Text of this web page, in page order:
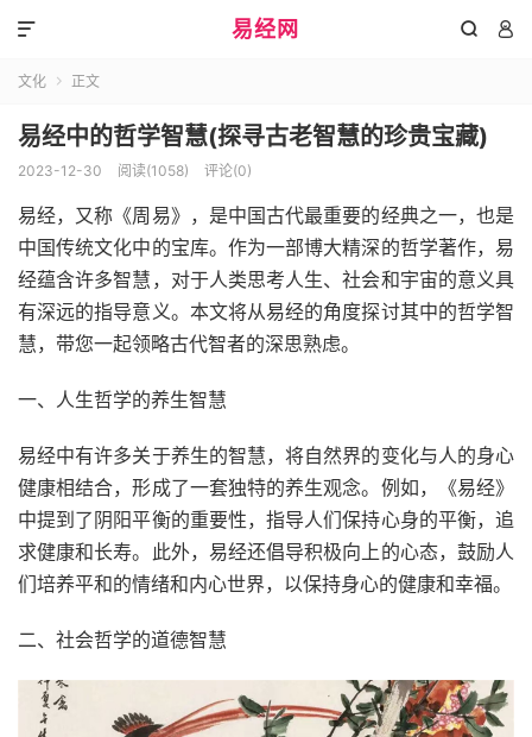
易经网  

文化  正文
易经中的哲学智慧(探寻古老智慧的珍贵宝藏)
2023-12-30 阅读(1058) 评论(0)
易经，又称《周易》，是中国古代最重要的经典之一，也是
中国传统文化中的宝库。作为一部博大精深的哲学著作，易
经蕴含许多智慧，对于人类思考人生、社会和宇宙的意义具
有深远的指导意义。本文将从易经的角度探讨其中的哲学智
慧，带您一起领略古代智者的深思熟虑。
一、人生哲学的养生智慧
易经中有许多关于养生的智慧，将自然界的变化与人的身心
健康相结合，形成了一套独特的养生观念。例如，《易经》
中提到了阴阳平衡的重要性，指导人们保持心身的平衡，追
求健康和长寿。此外，易经还倡导积极向上的心态，鼓励人
们培养平和的情绪和内心世界，以保持身心的健康和幸福。
二、社会哲学的道德智慧